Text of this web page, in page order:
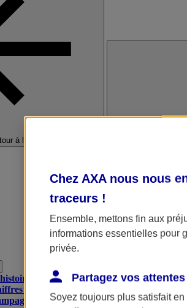
à la section précédente
clés
publicitaires
Chez AXA nous nous
traceurs !
Ensemble, mettons fin aux
informations essentielles pour
privée.
Partagez vos attentes
Soyez toujours plus satisfait